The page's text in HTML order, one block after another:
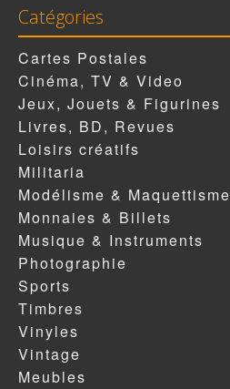
Catégories
Cartes Postales
Cinéma, TV & Video
Jeux, Jouets & Figurines
Livres, BD, Revues
Loisirs créatifs
Militaria
Modélisme & Maquettisme
Monnaies & Billets
Musique & Instruments
Photographie
Sports
Timbres
Vinyles
Vintage
Meubles